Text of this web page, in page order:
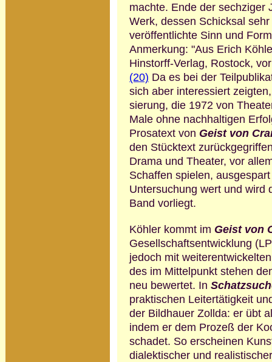
machte. Ende der sechziger
Werk, dessen Schicksal
veröffentlichte Sinn und
Anmerkung: "Aus Erich
Hinstorff-Verlag, Rostock,
(20) Da es bei der
sich aber interessiert
sierung, die 1972 von
Male ohne nachhaltigen
Prosatext von Geist von
den Stücktext
Drama und Theater, vor
Schaffen spielen,
Untersuchung wert und wird
Band vorliegt.
Köhler kommt im Geist von
Gesellschafts­entwicklung
jedoch mit
des im Mittelpunkt stehen
neu bewertet. In
praktischen Leitertätigkeit
der Bildhauer Zollda: er übt
indem er dem Prozeß der
schadet. So erscheinen
dialektischer und